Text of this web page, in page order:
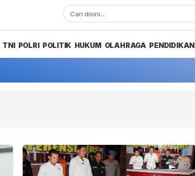
TNI POLRI POLITIK HUKUM OLAHRAGA PENDIDIKAN